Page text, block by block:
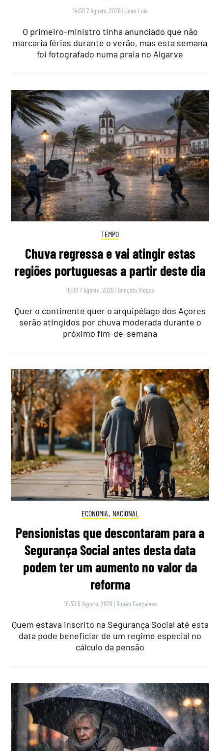
14:50 7 Agosto, 2026 |João Luís
O primeiro-ministro tinha anunciado que não
marcaria férias durante o verão, mas esta semana
foi fotografado numa praia no Algarve
TEMPO
Chuva regressa e vai atingir estas
regiões portuguesas a partir deste dia
16:00 7 Agosto, 2026 | Gonçalo Viegas
Quer o continente quer o arquipélago dos Açores
serão atingidos por chuva moderada durante o
próximo fim-de-semana
ECONOMIA , NACIONAL
Pensionistas que descontaram para a
Segurança Social antes desta data
podem ter um aumento no valor da
reforma
18:30 5 Agosto, 2026 | Rubén Gonçalves
Quem estava inscrito na Segurança Social até esta
data pode beneficiar de um regime especial no
cálculo da pensão